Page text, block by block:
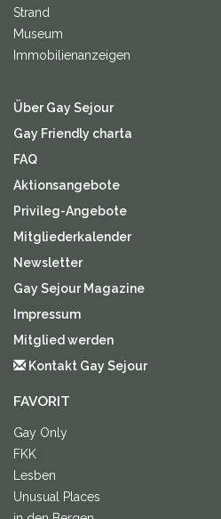
Strand
Museum
Immobilienanzeigen
Über Gay Sejour
Gay Friendly charta
FAQ
Aktionsangebote
Privileg-Angebote
Mitgliederkalender
Newsletter
Gay Sejour Magazine
Impressum
Mitglied werden
Kontakt Gay Sejour
FAVORIT
Gay Only
FKK
Lesben
Unusual Places